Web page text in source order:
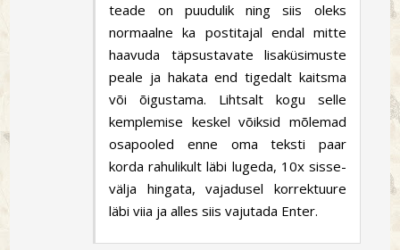
teade on puudulik ning siis oleks
normaalne ka postitajal endal mitte
haavuda täpsustavate lisaküsimuste
peale ja hakata end tigedalt kaitsma
või õigustama. Lihtsalt kogu selle
kemplemise keskel võiksid mõlemad
osapooled enne oma teksti paar
korda rahulikult läbi lugeda, 10x sisse-
välja hingata, vajadusel korrektuure
läbi viia ja alles siis vajutada Enter.